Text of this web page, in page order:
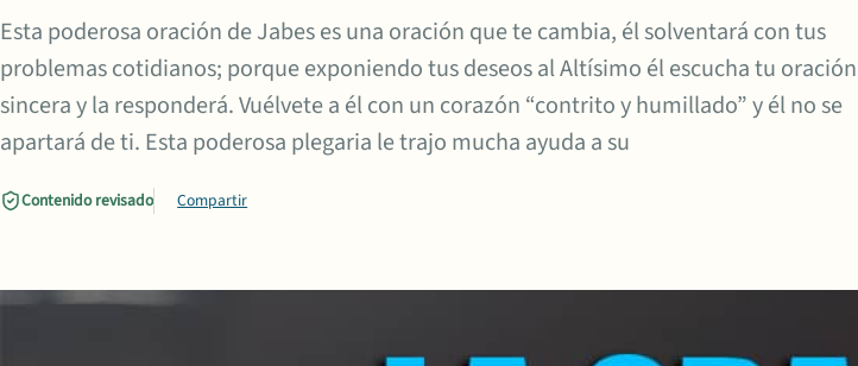
Esta poderosa oración de Jabes es una oración que te cambia, él solventará con tus
problemas cotidianos; porque exponiendo tus deseos al Altísimo él escucha tu oración
sincera y la responderá. Vuélvete a él con un corazón “contrito y humillado” y él no se
apartará de ti. Esta poderosa plegaria le trajo mucha ayuda a su
Contenido revisado Compartir